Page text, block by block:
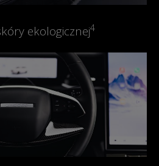
ekologicznej4